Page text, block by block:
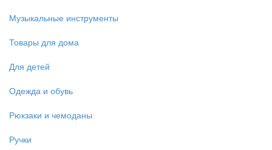
Музыкальные инструменты
Товары для дома
Для детей
Одежда и обувь
Рюкзаки и чемоданы
Ручки